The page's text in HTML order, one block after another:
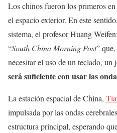
Los chinos fueron los primeros
el espacio exterior. En este
sistema, el profesor Huang
“South China Morning Post”
necesitar el uso de un teclado,
será suficiente con usar las
La estación espacial de China,
impulsada por las ondas
estructura principal, esperando